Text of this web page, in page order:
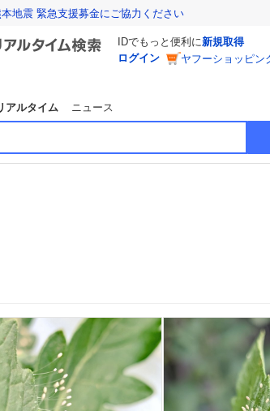
本地震 緊急支援募金にご協力ください
IDでもっと便利に新規取得
ログイン
ヤフーショッピン
アルタイム ニュース